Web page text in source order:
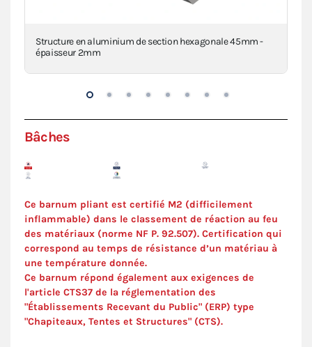
Structure en aluminium de section hexagonale 45mm -
épaisseur 2mm
Bâches
Ce barnum pliant est certifié M2 (difficilement
inflammable) dans le classement de réaction au feu
des matériaux (norme NF P. 92.507). Certification qui
correspond au temps de résistance d’un matériau à
une température donnée.
Ce barnum répond également aux exigences de
l'article CTS37 de la réglementation des
"Établissements Recevant du Public" (ERP) type
"Chapiteaux, Tentes et Structures" (CTS).